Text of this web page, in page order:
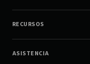
RECURSOS
ASISTENCIA